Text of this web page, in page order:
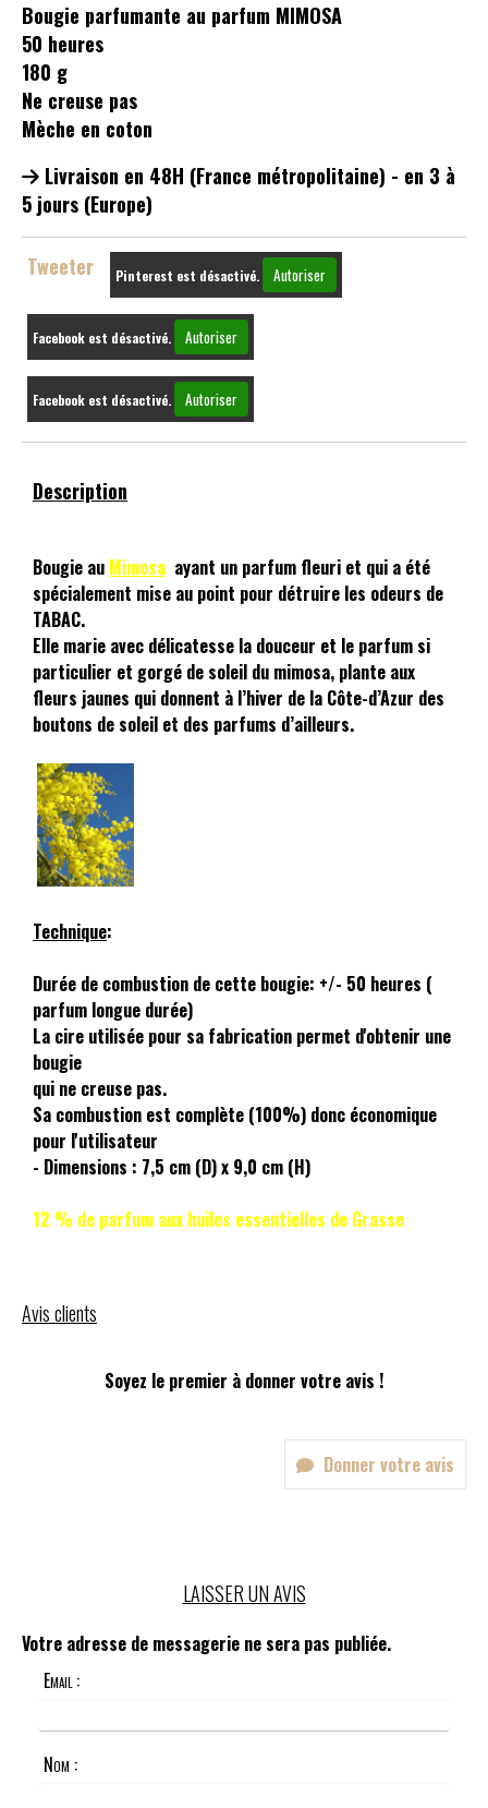
Bougie parfumante au parfum MIMOSA
50 heures
180 g
Ne creuse pas
Mèche en coton
Livraison en 48H (France métropolitaine) - en 3 à
5 jours (Europe)
Tweeter Pinterest est désactivé. Autoriser
Facebook est désactivé. Autoriser
Facebook est désactivé. Autoriser
Description
Bougie au Mimosa ayant un parfum fleuri et qui a été
spécialement mise au point pour détruire les odeurs de
TABAC.
Elle marie avec délicatesse la douceur et le parfum si
particulier et gorgé de soleil du mimosa, plante aux
fleurs jaunes qui donnent à l’hiver de la Côte-d’Azur des
boutons de soleil et des parfums d’ailleurs.
Technique:
Durée de combustion de cette bougie: +/- 50 heures (
parfum longue durée)
La cire utilisée pour sa fabrication permet d'obtenir une
bougie
qui ne creuse pas.
Sa combustion est complète (100%) donc économique
pour l'utilisateur
- Dimensions : 7,5 cm (D) x 9,0 cm (H)
12 % de parfum aux huiles essentielles de Grasse
Avis clients
Soyez le premier à donner votre avis !
Donner votre avis
LAISSER UN AVIS
Votre adresse de messagerie ne sera pas publiée.
Email :
Nom :